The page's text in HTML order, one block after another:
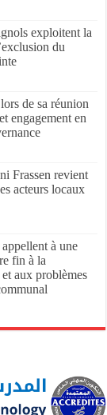
exploitent la
du
de sa réunion
engagement en
Frassen revient
acteurs locaux
à une
fin à la
aux problèmes